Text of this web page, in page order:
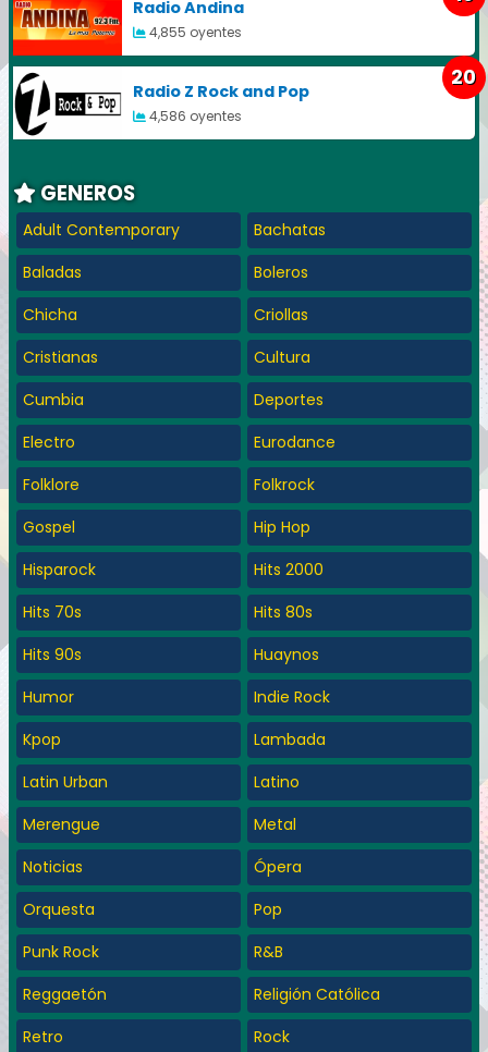
Radio Andina
4,855 oyentes
Radio Z Rock and Pop
4,586 oyentes
20
GENEROS
Adult Contemporary
Bachatas
Baladas
Boleros
Chicha
Criollas
Cristianas
Cultura
Cumbia
Deportes
Electro
Eurodance
Folklore
Folkrock
Gospel
Hip Hop
Hisparock
Hits 2000
Hits 70s
Hits 80s
Hits 90s
Huaynos
Humor
Indie Rock
Kpop
Lambada
Latin Urban
Latino
Merengue
Metal
Noticias
Ópera
Orquesta
Pop
Punk Rock
R&B
Reggaetón
Religión Católica
Retro
Rock